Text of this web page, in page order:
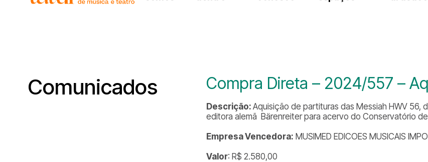
Comunicados Compra Direta – 2024/557 –
Descrição:Aquisição de partituras das Messiah HWV 56,
editora alemã Bärenreiter para acervo do Conservatório
Empresa Vencedora: MUSIMED EDICOES MUSICAIS
Valor: R$ 2.580,00